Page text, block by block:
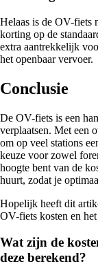
Helaas is de OV-fiets
korting op de
extra aantrekkelijk
het openbaar vervoer.
Conclusie
De OV-fiets is een
verplaatsen. Met een
om op veel stations
keuze voor zowel
hoogte bent van de
huurt, zodat je
Hopelijk heeft dit
OV-fiets kosten en
Wat zijn de
deze berekend?